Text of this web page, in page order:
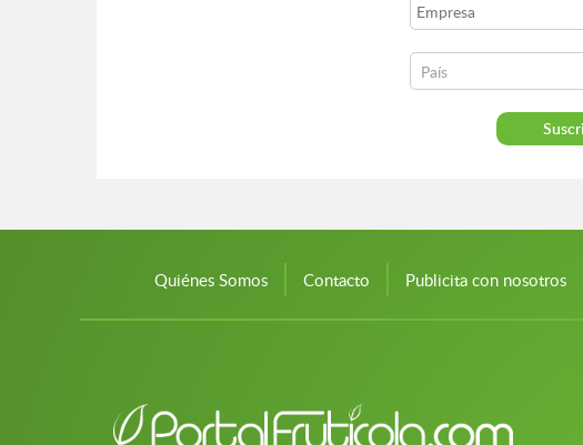
Quiénes Somos Contacto Publicita con nosotros